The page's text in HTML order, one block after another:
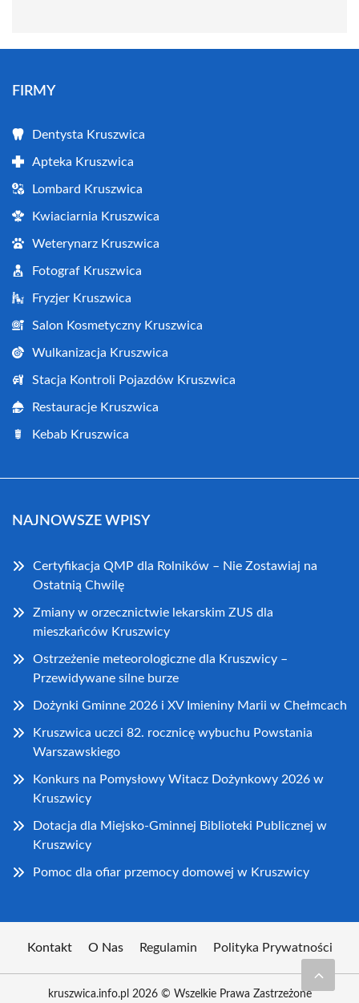
FIRMY
Dentysta Kruszwica
Apteka Kruszwica
Lombard Kruszwica
Kwiaciarnia Kruszwica
Weterynarz Kruszwica
Fotograf Kruszwica
Fryzjer Kruszwica
Salon Kosmetyczny Kruszwica
Wulkanizacja Kruszwica
Stacja Kontroli Pojazdów Kruszwica
Restauracje Kruszwica
Kebab Kruszwica
NAJNOWSZE WPISY
Certyfikacja QMP dla Rolników – Nie Zostawiaj na
Ostatnią Chwilę
Zmiany w orzecznictwie lekarskim ZUS dla
mieszkańców Kruszwicy
Ostrzeżenie meteorologiczne dla Kruszwicy –
Przewidywane silne burze
Dożynki Gminne 2026 i XV Imieniny Marii w Chełmcach
Kruszwica uczci 82. rocznicę wybuchu Powstania
Warszawskiego
Konkurs na Pomysłowy Witacz Dożynkowy 2026 w
Kruszwicy
Dotacja dla Miejsko-Gminnej Biblioteki Publicznej w
Kruszwicy
Pomoc dla ofiar przemocy domowej w Kruszwicy
Kontakt O Nas Regulamin Polityka Prywatności
kruszwica.info.pl 2026 © Wszelkie Prawa Zastrzeżone